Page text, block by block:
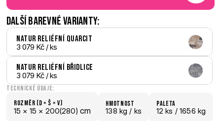
Další barevné varianty:
Natur reliéfní Quarcit
3 079 Kč / ks
Natur reliéfní Břidlice
3 079 Kč / ks
Technické údaje:
Rozměr (D × š × V)
15 × 15 × 200(280) cm
hmotnost
138 kg / ks
paletA
12 ks / 1656 kg